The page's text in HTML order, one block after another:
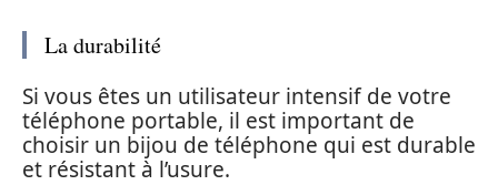
La durabilité
Si vous êtes un utilisateur intensif de votre
téléphone portable, il est important de
choisir un bijou de téléphone qui est durable
et résistant à l’usure.